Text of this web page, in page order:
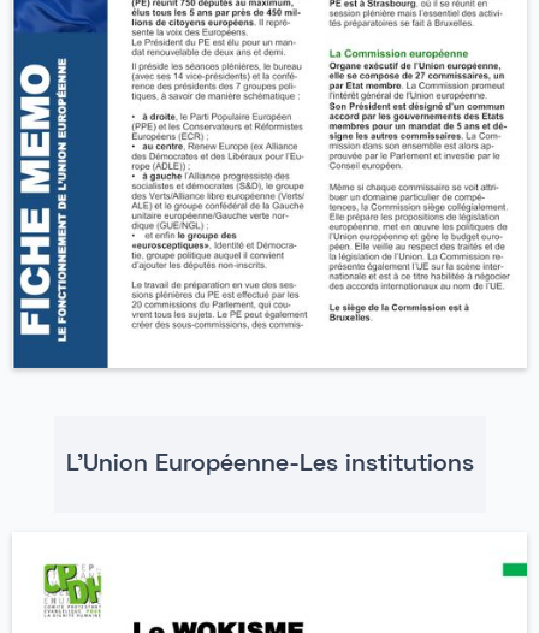
L'Union Européenne-Les institutions